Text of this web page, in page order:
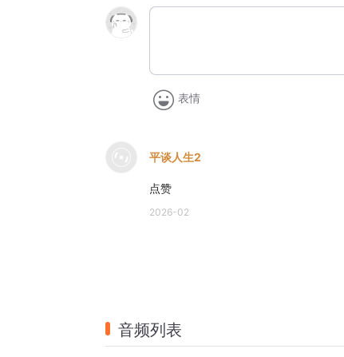
表情
平谈人生2
点赞
2026-02
音频列表